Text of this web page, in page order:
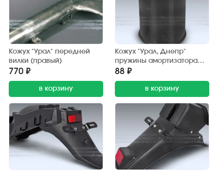
Кожух "Урал" передней
вилки (правый)
770 ₽
в корзину
Кожух "Урал, Днепр"
пружины амортизатора
(пластик)
88 ₽
в корзину